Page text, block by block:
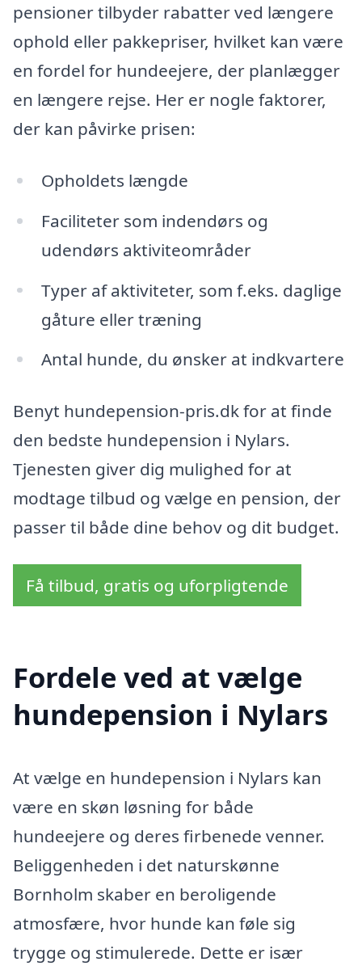
pensioner tilbyder rabatter ved længere
ophold eller pakkepriser, hvilket kan være
en fordel for hundeejere, der planlægger
en længere rejse. Her er nogle faktorer,
der kan påvirke prisen:
Opholdets længde
Faciliteter som indendørs og
udendørs aktiviteområder
Typer af aktiviteter, som f.eks. daglige
gåture eller træning
Antal hunde, du ønsker at indkvartere
Benyt hundepension-pris.dk for at finde
den bedste hundepension i Nylars.
Tjenesten giver dig mulighed for at
modtage tilbud og vælge en pension, der
passer til både dine behov og dit budget.
Få tilbud, gratis og uforpligtende
Fordele ved at vælge
hundepension i Nylars
At vælge en hundepension i Nylars kan
være en skøn løsning for både
hundeejere og deres firbenede venner.
Beliggenheden i det naturskønne
Bornholm skaber en beroligende
atmosfære, hvor hunde kan føle sig
trygge og stimulerede. Dette er især